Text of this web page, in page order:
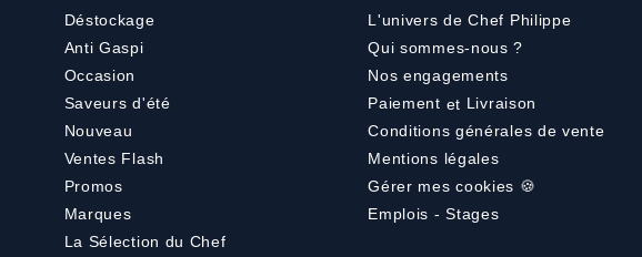
Déstockage
Anti Gaspi
Occasion
Saveurs d'été
Nouveau
Ventes Flash
Promos
Marques
La Sélection du Chef
L'univers de Chef Philippe
Qui sommes-nous ?
Nos engagements
Paiement et Livraison
Conditions générales de vente
Mentions légales
Gérer mes cookies 🍪
Emplois - Stages